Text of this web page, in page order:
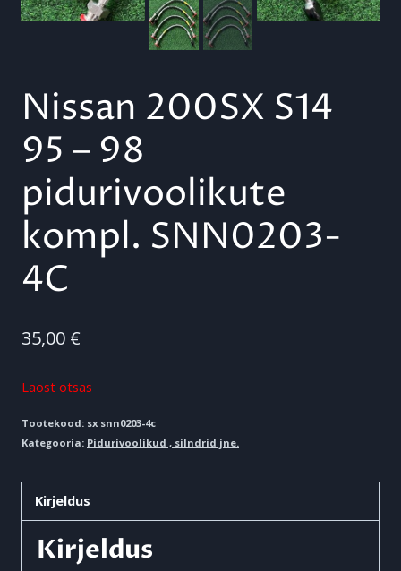
Nissan 200SX S14
95 – 98
pidurivoolikute
kompl. SNN0203-
4C
35,00 €
Laost otsas
Tootekood: sx snn0203-4c
Kategooria: Pidurivoolikud , silndrid jne.
Kirjeldus
Kirjeldus